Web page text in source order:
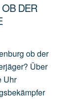
DER
ob der
Über
Uhr